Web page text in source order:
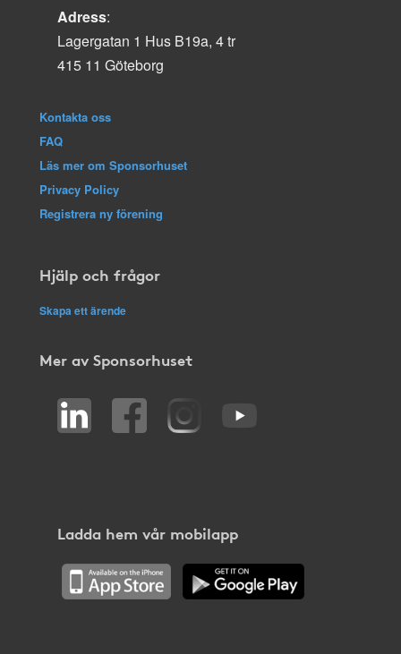
Adress:
Lagergatan 1 Hus B19a, 4 tr
415 11 Göteborg
Kontakta oss
FAQ
Läs mer om Sponsorhuset
Privacy Policy
Registrera ny förening
Hjälp och frågor
Skapa ett ärende
Mer av Sponsorhuset
Ladda hem vår mobilapp